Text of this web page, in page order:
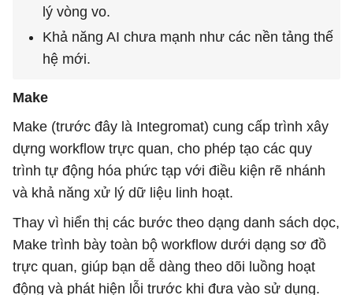
lý vòng vo.
Khả năng AI chưa mạnh như các nền tảng thế
hệ mới.
Make
Make (trước đây là Integromat) cung cấp trình xây
dựng workflow trực quan, cho phép tạo các quy
trình tự động hóa phức tạp với điều kiện rẽ nhánh
và khả năng xử lý dữ liệu linh hoạt.
Thay vì hiển thị các bước theo dạng danh sách dọc,
Make trình bày toàn bộ workflow dưới dạng sơ đồ
trực quan, giúp bạn dễ dàng theo dõi luồng hoạt
động và phát hiện lỗi trước khi đưa vào sử dụng.